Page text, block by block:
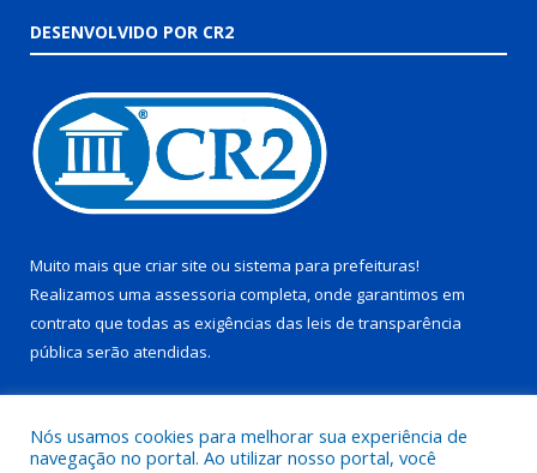
DESENVOLVIDO POR CR2
Muito mais que criar site ou sistema para prefeituras!
Realizamos uma assessoria completa, onde garantimos em
contrato que todas as exigências das leis de transparência
pública serão atendidas.
Nós usamos cookies para melhorar sua experiência de
navegação no portal. Ao utilizar nosso portal, você